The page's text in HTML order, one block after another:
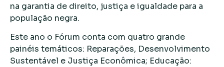
na garantia de direito, justiça e igualdade para a
população negra.
Este ano o Fórum conta com quatro grande
painéis temáticos: Reparações, Desenvolvimento
Sustentável e Justiça Econômica; Educação: